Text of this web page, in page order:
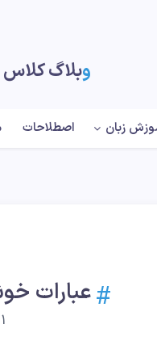
وبلاگ
زبان اصطلاحات
عبارات
1